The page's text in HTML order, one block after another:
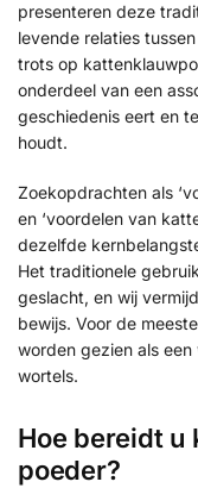
presenteren deze
levende relaties
trots op
onderdeel van een
geschiedenis eert en
houdt.
Zoekopdrachten als
en ‘voordelen van
dezelfde
Het traditionele
geslacht, en wij
bewijs. Voor de
worden gezien als
wortels.
Hoe bereidt u
poeder?